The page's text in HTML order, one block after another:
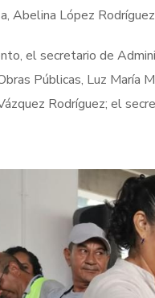
Abelina López
el secretario de
Públicas, Luz María
Rodríguez; el